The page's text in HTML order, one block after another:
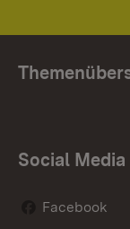
Social Media
Facebook